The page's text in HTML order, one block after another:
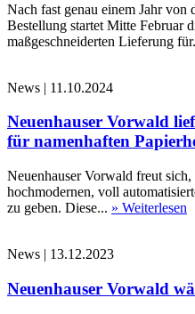
Nach fast genau einem Jahr von
Bestellung startet Mitte Februar
maßgeschneiderten Lieferung
News | 11.10.2024
Neuenhauser Vorwald
für namenhaften
Neuenhauser Vorwald freut
hochmodernen, voll
zu geben. Diese... » Weiterlesen
News | 13.12.2023
Neuenhauser Vorwald